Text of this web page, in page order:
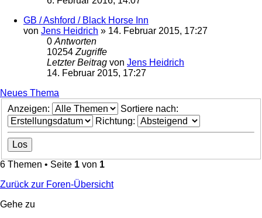
GB / Ashford / Black Horse Inn
von Jens Heidrich » 14. Februar 2015, 17:27
0 Antworten
10254 Zugriffe
Letzter Beitrag von Jens Heidrich
14. Februar 2015, 17:27
Neues Thema
Anzeigen:
Sortiere nach:
Richtung:
6 Themen • Seite 1 von 1
Zurück zur Foren-Übersicht
Gehe zu